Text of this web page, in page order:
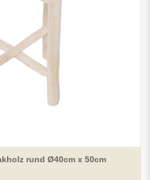
rund Ø40cm x 50cm